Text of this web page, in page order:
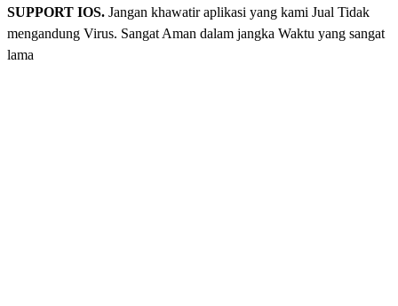
SUPPORT IOS. Jangan khawatir aplikasi yang kami Jual Tidak
mengandung Virus. Sangat Aman dalam jangka Waktu yang sangat
lama